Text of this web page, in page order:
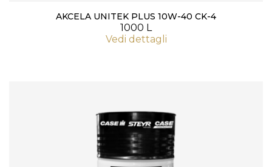
AKCELA UNITEK PLUS 10W-40 CK-4
1000 L
Vedi dettagli